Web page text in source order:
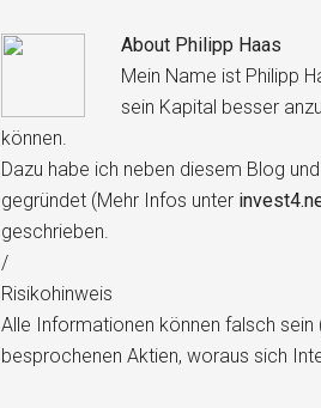
About Philipp Haas
Mein Name ist Philipp
sein Kapital besser
können.
Dazu habe ich neben diesem Blog
gegründet (Mehr Infos unter
geschrieben.
/
Risikohinweis
Alle Informationen können falsch sein
besprochenen Aktien, woraus sich